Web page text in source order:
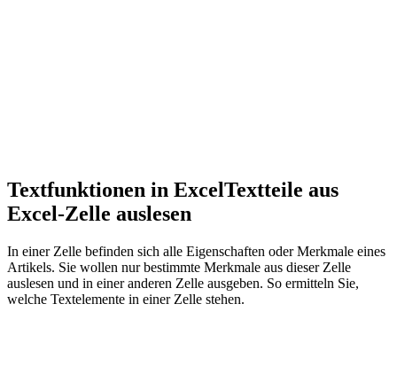
Textfunktionen in ExcelTextteile aus
Excel-Zelle auslesen
In einer Zelle befinden sich alle Eigenschaften oder Merkmale eines
Artikels. Sie wollen nur bestimmte Merkmale aus dieser Zelle
auslesen und in einer anderen Zelle ausgeben. So ermitteln Sie,
welche Textelemente in einer Zelle stehen.